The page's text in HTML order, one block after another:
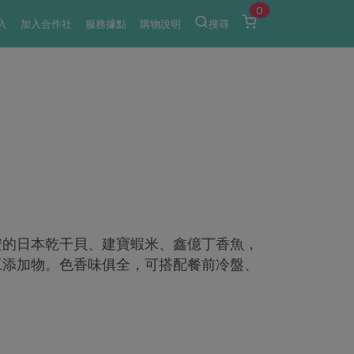
加入合作社 服務據點 購物說明 搜尋
0
日本乾干貝、建寶蝦米、鑫億丁香魚，
加物。色香味俱全，可搭配餐前冷盤、